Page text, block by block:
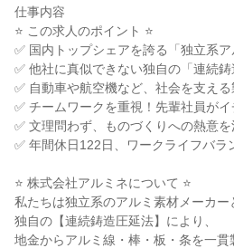
仕事内容
⭐ この求人のポイント ⭐
✅ 国内トップシェアを誇る「独立系
✅ 他社に真似できない独自の「連続
✅ 自動車や航空機など、社会を支え
✅ チームワークを重視！先輩社員が
✅ 文理問わず、ものづくりへの熱意
✅ 年間休日122日、ワークライフバラ
⭐ 株式会社アルミネについて ⭐
私たちは独立系のアルミ素材メーカー
独自の【連続鋳造圧延法】により、
地金からアルミ線・棒・板・条を一貫